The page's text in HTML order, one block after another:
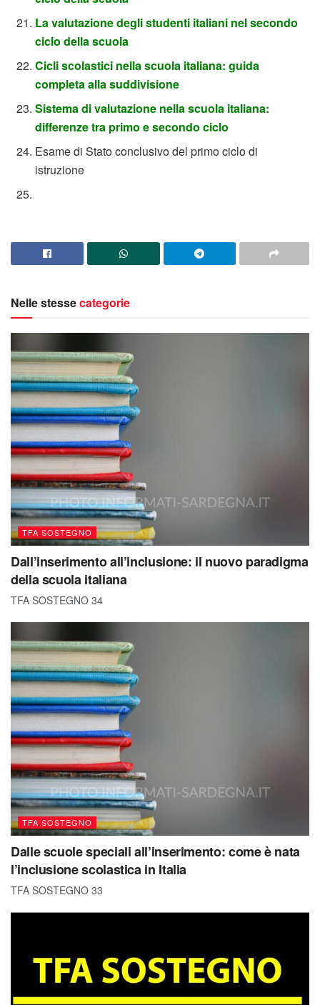
La valutazione degli studenti italiani nel secondo
ciclo della scuola
Cicli scolastici nella scuola italiana: guida
completa alla suddivisione
Sistema di valutazione nella scuola italiana:
differenze tra primo e secondo ciclo
Esame di Stato conclusivo del primo ciclo di
istruzione
Nelle stessecategorie
TFA SOSTEGNO
Dall’inserimento all’inclusione: il nuovo paradigma
della scuola italiana
TFA SOSTEGNO 34
TFA SOSTEGNO
Dalle scuole speciali all’inserimento: come è nata
l’inclusione scolastica in Italia
TFA SOSTEGNO 33